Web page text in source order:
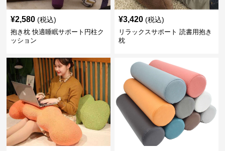
¥2,580 (税込)
抱き枕 快適睡眠サポート円柱ク
ッション
¥3,420 (税込)
リラックスサポート 読書用抱き
枕